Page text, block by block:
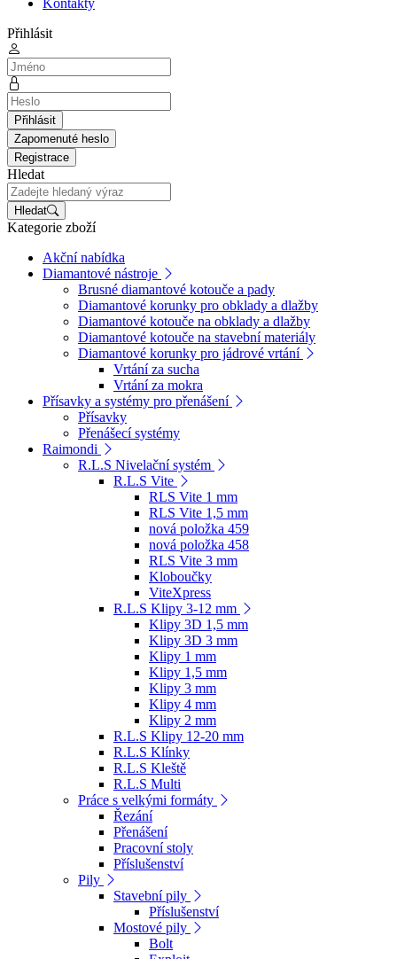
Přihlásit
Přihlásit
Zapomenuté heslo
Registrace
Hledat
Hledat
Kategorie zboží
Akční nabídka
Diamantové nástroje
Brusné diamantové kotouče a pady
Diamantové korunky pro obklady a dlažby
Diamantové kotouče na obklady a dlažby
Diamantové kotouče na stavební materiály
Diamantové korunky pro jádrové vrtání
Vrtání za sucha
Vrtání za mokra
Přísavky a systémy pro přenášení
Přísavky
Přenášecí systémy
Raimondi
R.L.S Nivelační systém
R.L.S Vite
RLS Vite 1 mm
RLS Vite 1,5 mm
nová položka 459
nová položka 458
RLS Vite 3 mm
Kloboučky
ViteXpress
R.L.S Klipy 3-12 mm
Klipy 3D 1,5 mm
Klipy 3D 3 mm
Klipy 1 mm
Klipy 1,5 mm
Klipy 3 mm
Klipy 4 mm
Klipy 2 mm
R.L.S Klipy 12-20 mm
R.L.S Klínky
R.L.S Kleště
R.L.S Multi
Práce s velkými formáty
Řezání
Přenášení
Pracovní stoly
Příslušenství
Pily
Stavební pily
Příslušenství
Mostové pily
Bolt